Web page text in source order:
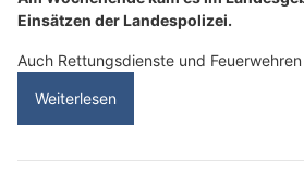
Einsätzen der Landespolizei.
Auch Rettungsdienste und
Weiterlesen